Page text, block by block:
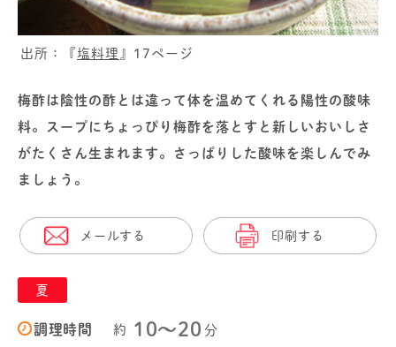
出所：『塩料理 』17ページ
梅酢は陰性の酢とは違って体を温めてくれる陽性の酸味
料。スープにちょっぴり梅酢を落とすと新しいおいしさ
がたくさん生まれます。さっぱりした酸味を楽しんでみ
ましょう。
メールする 印刷する
夏
調理時間 約 10〜20 分